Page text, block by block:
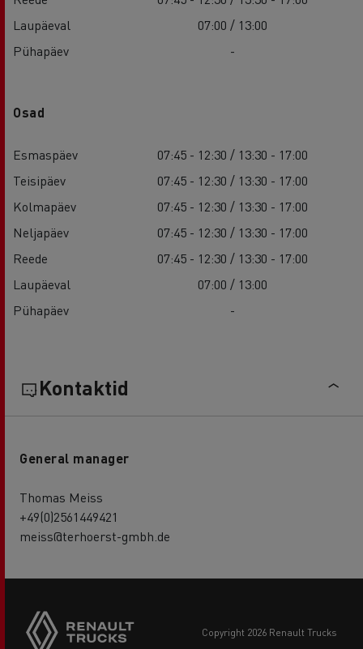
Laupäeval
07:00 / 13:00
Pühapäev
-
Osad
Esmaspäev
07:45 - 12:30 / 13:30 - 17:00
Teisipäev
07:45 - 12:30 / 13:30 - 17:00
Kolmapäev
07:45 - 12:30 / 13:30 - 17:00
Neljapäev
07:45 - 12:30 / 13:30 - 17:00
Reede
07:45 - 12:30 / 13:30 - 17:00
Laupäeval
07:00 / 13:00
Pühapäev
-
Kontaktid
General manager
Thomas Meiss
+49(0)2561449421
meiss@terhoerst-gmbh.de
copyright 2026 Renault Trucks